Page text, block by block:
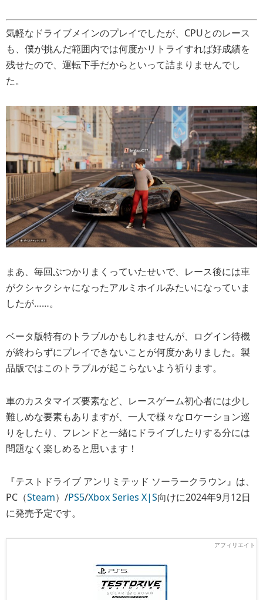
気軽なドライブメインのプレイでしたが、CPUとのレース
も、僕が挑んだ範囲内では何度かリトライすれば好成績を
残せたので、運転下手だからといって詰まりませんでし
た。
まあ、毎回ぶつかりまくっていたせいで、レース後には車
がクシャクシャになったアルミホイルみたいになっていま
したが……。
ベータ版特有のトラブルかもしれませんが、ログイン待機
が終わらずにプレイできないことが何度かありました。製
品版ではこのトラブルが起こらないよう祈ります。
車のカスタマイズ要素など、レースゲーム初心者には少し
難しめな要素もありますが、一人で様々なロケーション巡
りをしたり、フレンドと一緒にドライブしたりする分には
問題なく楽しめると思います！
『テストドライブ アンリミテッド ソーラークラウン』は、
PC（Steam）/PS5/Xbox Series X|S向けに2024年9月12日
に発売予定です。